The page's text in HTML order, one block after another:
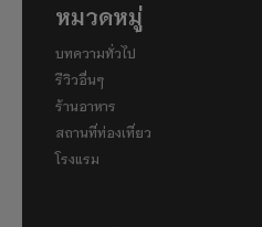
หมวดหมู่
บทความทั่วไป
รีวิวอื่นๆ
ร้านอาหาร
สถานที่ท่องเที่ยว
โรงแรม